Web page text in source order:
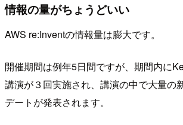
情報の量がちょうどいい
AWS re:Inventの情報量は膨大です。
開催期間は例年5日間ですが、期間内に
講演が３回実施され、講演の中で大量の
デートが発表されます。